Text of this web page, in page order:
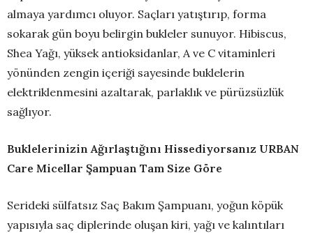
almaya yardımcı oluyor. Saçları yatıştırıp, forma
sokarak gün boyu belirgin bukleler sunuyor. Hibiscus,
Shea Yağı, yüksek antioksidanlar, A ve C vitaminleri
yönünden zengin içeriği sayesinde buklelerin
elektriklenmesini azaltarak, parlaklık ve pürüzsüzlük
sağlıyor.
Buklelerinizin Ağırlaştığını Hissediyorsanız URBAN
Care Micellar Şampuan Tam Size Göre
Serideki sülfatsız Saç Bakım Şampuanı, yoğun köpük
yapısıyla saç diplerinde oluşan kiri, yağı ve kalıntıları